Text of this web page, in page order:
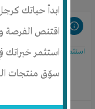
ابدأ حياتك
اقتنص الفرصة
استثمر خبراتك
سوّق منتجات
مشروعات
استثمار جديد فى الطاقة المجانية